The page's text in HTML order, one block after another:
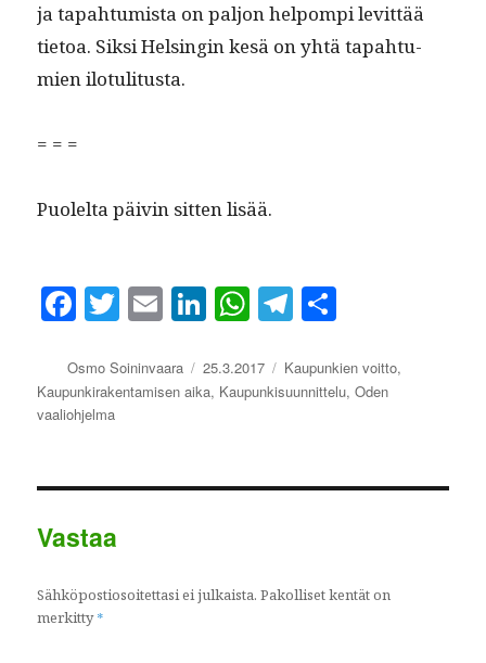
ja tapah­tu­mista on paljon helpom­pi levit­tää
tietoa. Sik­si Helsin­gin kesä on yhtä tapah­tu­
mien ilotulitusta.
= = =
Puolelta päivin sit­ten lisää.
Fa
bo
ok
T
tte
r
E
ail
Li
ed
In
W
ts
A
Te
gr
a
re
Kirjoittaja
Osmo Soininvaara Julkaistu
25.3.2017 Kategoriat
Kaupunkien voitto,
Kaupunkirakentamisen aika, Kaupunkisuunnittelu,Oden
vaaliohjelma
Vastaa
Sähköpostiosoitettasi ei julkaista. Pakolliset kentät on
merkitty*